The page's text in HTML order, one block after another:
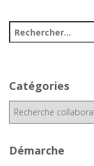
e
e
r
r
Catégories
é
Démarche